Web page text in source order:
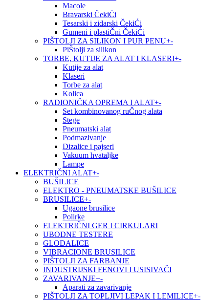
Macole
Bravarski ČekiĆi
Tesarski i zidarski ČekiĆi
Gumeni i plastiČni ČekiĆi
PIŠTOLJI ZA SILIKON I PUR PENU+-
PiŠtolji za silikon
TORBE, KUTIJE ZA ALAT I KLASERI+-
Kutije za alat
Klaseri
Torbe za alat
Kolica
RADIONIČKA OPREMA I ALAT+-
Set kombinovanog ruČnog alata
Stege
Pneumatski alat
Podmazivanje
Dizalice i pajseri
Vakuum hvataljke
Lampe
ELEKTRIČNI ALAT+-
BUŠILICE
ELEKTRO - PNEUMATSKE BUŠILICE
BRUSILICE+-
Ugaone brusilice
Polirke
ELEKTRIČNI GER I CIRKULARI
UBODNE TESTERE
GLODALICE
VIBRACIONE BRUSILICE
PIŠTOLJI ZA FARBANJE
INDUSTRIJSKI FENOVI I USISIVAČI
ZAVARIVANJE+-
Aparati za zavarivanje
PIŠTOLJI ZA TOPLJIVI LEPAK I LEMILICE+-